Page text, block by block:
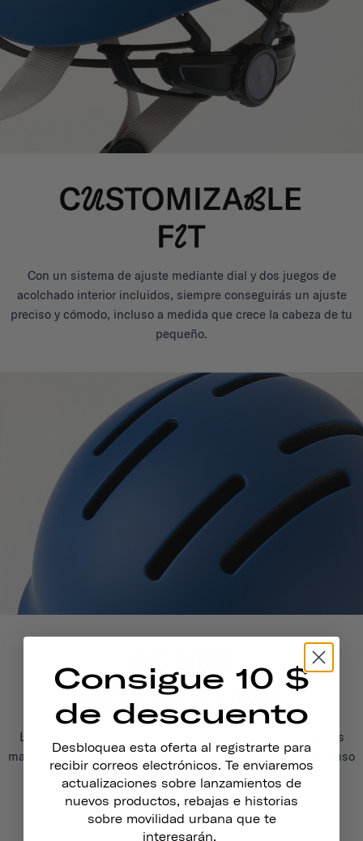
Con un sistema de ajuste mediante dial y dos juegos de
acolchado interior incluidos, siempre conseguirás un ajuste
preciso y cómodo, incluso a medida que crece la cabeza de tu
pequeño.
Las 6 ventilaciones y los canales de refrigeración interiores
mantendrán la cabeza de tu hijo cómoda en cada viaje, incluso
cuando no consiga mantener la calma.
Consigue 10 $
de descuento
Desbloquea esta oferta al registrarte para
recibir correos electrónicos. Te enviaremos
actualizaciones sobre lanzamientos de
nuevos productos, rebajas e historias
sobre movilidad urbana que te
interesarán.